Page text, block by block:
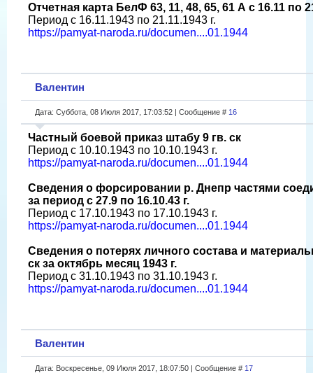
Отчетная карта БелФ 63, 11, 48, 65, 61 А с 16.11 по
Период с 16.11.1943 по 21.11.1943 г.
https://pamyat-naroda.ru/documen....01.1944
Валентин
Дата: Суббота, 08 Июля 2017, 17:03:52 | Сообщение # 16
Частный боевой приказ штабу 9 гв. ск
Период с 10.10.1943 по 10.10.1943 г.
https://pamyat-naroda.ru/documen....01.1944
Сведения о форсировании р. Днепр частями
за период с 27.9 по 16.10.43 г.
Период с 17.10.1943 по 17.10.1943 г.
https://pamyat-naroda.ru/documen....01.1944
Сведения о потерях личного состава и
ск за октябрь месяц 1943 г.
Период с 31.10.1943 по 31.10.1943 г.
https://pamyat-naroda.ru/documen....01.1944
Валентин
Дата: Воскресенье, 09 Июля 2017, 18:07:50 | Сообщение # 17